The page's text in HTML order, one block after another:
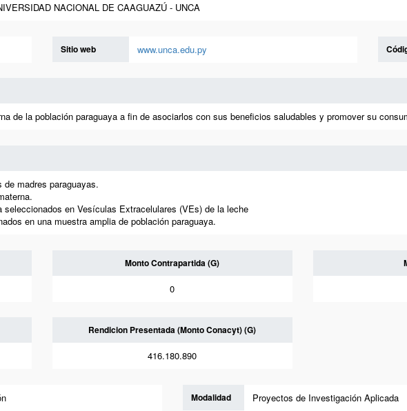
NACIONAL DE CAAGUAZÚ - UNCA
Sitio web www.unca.edu.py
de la población paraguaya a fin de asociarlos con sus beneficios saludables y promover su
madres paraguayas.
en Vesículas Extracelulares (VEs) de la leche
en una muestra amplia de población paraguaya.
Monto Contrapartida (G)
0
Rendicion Presentada (Monto Conacyt) (G)
416.180.890
Modalidad Proyectos de Investigación Aplicada